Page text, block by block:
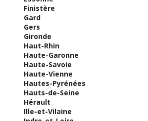
Finistère
Gard
Gers
Gironde
Haut-Rhin
Haute-Garonne
Haute-Savoie
Haute-Vienne
Hautes-Pyrénées
Hauts-de-Seine
Hérault
Ille-et-Vilaine